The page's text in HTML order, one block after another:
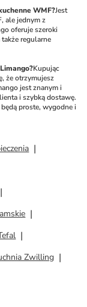
WMF?Jest
ale jednym z
oferuje szeroki
regularne
Kupując
że otrzymujesz
jest znanym i
i szybką dostawę.
proste, wygodne i
Zwilling